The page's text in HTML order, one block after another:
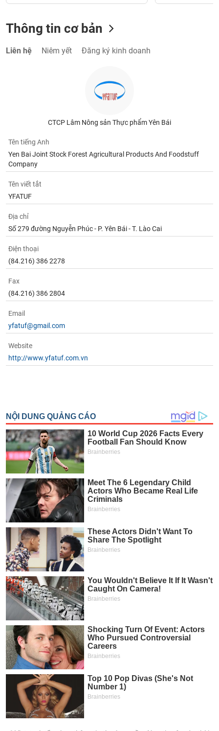
Thông tin cơ bản
Liên hệ Niêm yết Đăng ký kinh doanh
CTCP Lâm Nông sản Thực phẩm Yên Bái
Tên tiếng Anh
Yen Bai Joint Stock Forest Agricultural Products And Foodstuff
Company
Tên viết tắt
YFATUF
Địa chỉ
Số 279 đường Nguyễn Phúc - P. Yên Bái - T. Lào Cai
Điện thoại
(84.216) 386 2278
Fax
(84.216) 386 2804
Email
yfatuf@gmail.com
Website
http://www.yfatuf.com.vn